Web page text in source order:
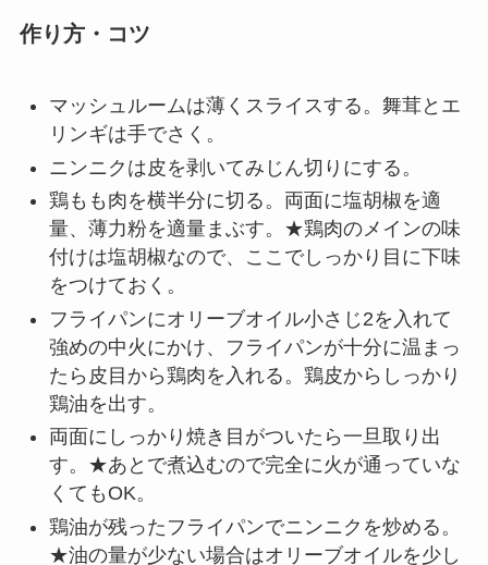
作り方・コツ
マッシュルームは薄くスライスする。舞茸とエ
リンギは手でさく。
ニンニクは皮を剥いてみじん切りにする。
鶏もも肉を横半分に切る。両面に塩胡椒を適
量、薄力粉を適量まぶす。★鶏肉のメインの味
付けは塩胡椒なので、ここでしっかり目に下味
をつけておく。
フライパンにオリーブオイル小さじ2を入れて
強めの中火にかけ、フライパンが十分に温まっ
たら皮目から鶏肉を入れる。鶏皮からしっかり
鶏油を出す。
両面にしっかり焼き目がついたら一旦取り出
す。★あとで煮込むので完全に火が通っていな
くてもOK。
鶏油が残ったフライパンでニンニクを炒める。
★油の量が少ない場合はオリーブオイルを少し